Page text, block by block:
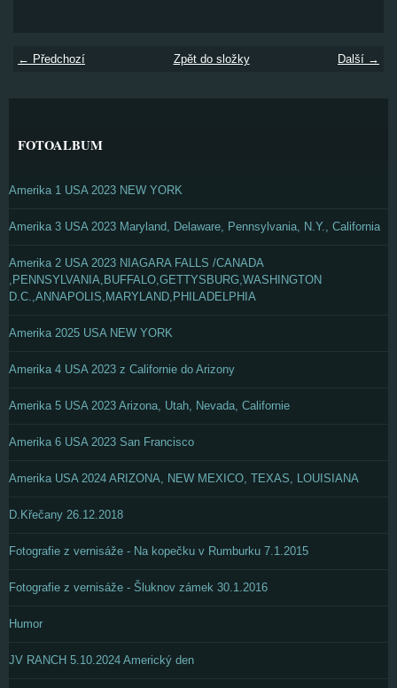
← Předchozí Další →
Zpět do složky
FOTOALBUM
Amerika 1 USA 2023 NEW YORK
Amerika 3 USA 2023 Maryland, Delaware, Pennsylvania, N.Y., California
Amerika 2 USA 2023 NIAGARA FALLS /CANADA
,PENNSYLVANIA,BUFFALO,GETTYSBURG,WASHINGTON
D.C.,ANNAPOLIS,MARYLAND,PHILADELPHIA
Amerika 2025 USA NEW YORK
Amerika 4 USA 2023 z Californie do Arizony
Amerika 5 USA 2023 Arizona, Utah, Nevada, Californie
Amerika 6 USA 2023 San Francisco
Amerika USA 2024 ARIZONA, NEW MEXICO, TEXAS, LOUISIANA
D.Křečany 26.12.2018
Fotografie z vernisáže - Na kopečku v Rumburku 7.1.2015
Fotografie z vernisáže - Šluknov zámek 30.1.2016
Humor
JV RANCH 5.10.2024 Americký den